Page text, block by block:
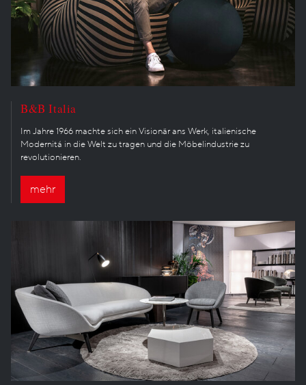
B&B Italia
Im Jahre 1966 machte sich ein Visionär ans Werk, italienische
Modernitá in die Welt zu tragen und die Möbelindustrie zu
revolutionieren.
mehr